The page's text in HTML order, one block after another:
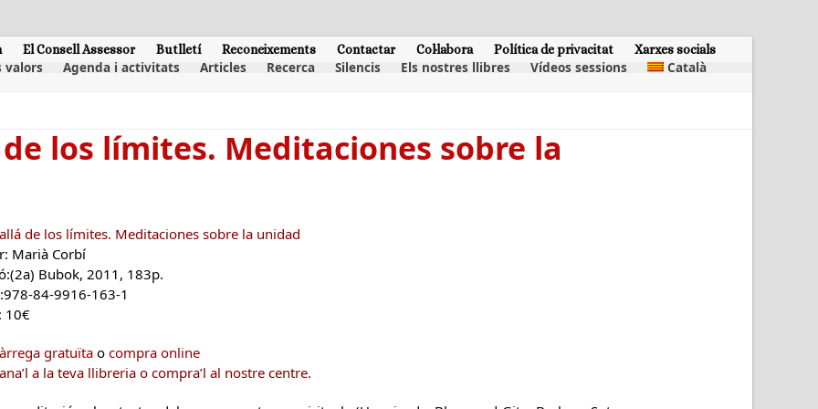
El Consell Assessor Butlletí Reconeixements Contactar Col·labora Política de privacitat Xarxes socials
valors Agenda i activitats Articles Recerca Silencis Els nostres llibres Vídeos sessions Català
los límites. Meditaciones sobre la
de los límites. Meditaciones sobre la unidad
Marià Corbí
Bubok, 2011, 183p.
84-9916-163-1
10€
gratuïta ocompra online
a la teva llibreria o compra’l al nostre centre.